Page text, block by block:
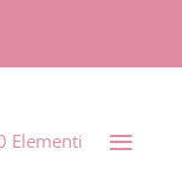
Elementi